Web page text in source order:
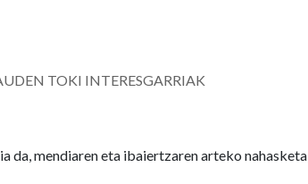
TOKI INTERESGARRIAK
da, mendiaren eta ibaiertzaren arteko